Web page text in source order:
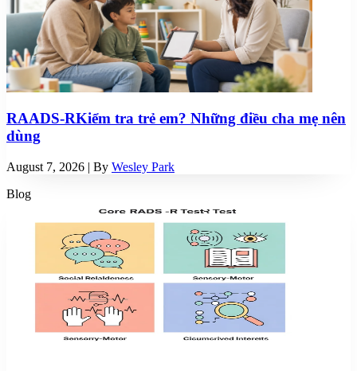
RAADS-RKiểm tra trẻ em? Những điều cha mẹ nên
dùng
August 7, 2026 | By Wesley Park
Blog